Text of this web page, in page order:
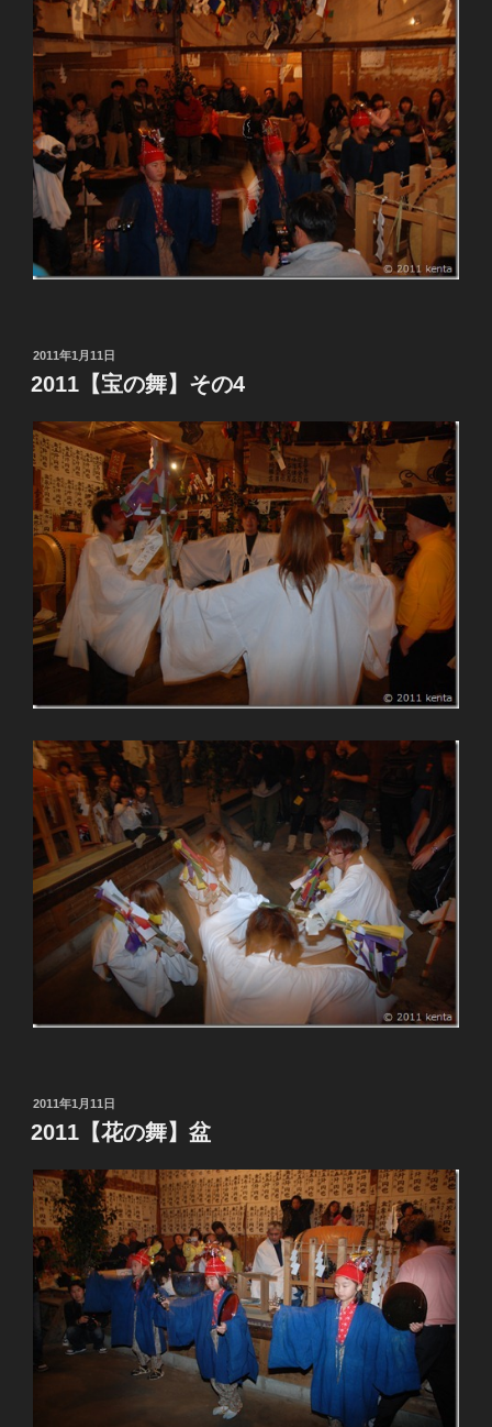
投
稿
日:
2011年1月11日
2011【宝の舞】その4
投
稿
日:
2011年1月11日
2011【花の舞】盆